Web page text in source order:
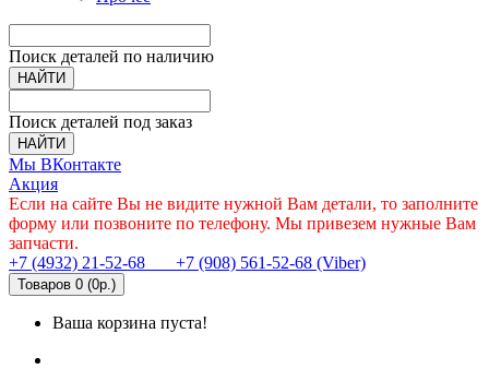
Поиск деталей по наличию
НАЙТИ
Поиск деталей под заказ
НАЙТИ
Мы ВКонтакте
Акция
Если на сайте Вы не видите нужной Вам детали, то заполните
форму или позвоните по телефону. Мы привезем нужные Вам
запчасти.
+7 (4932) 21-52-68
+7 (908) 561-52-68 (Viber)
Товаров 0 (0р.)
Ваша корзина пуста!